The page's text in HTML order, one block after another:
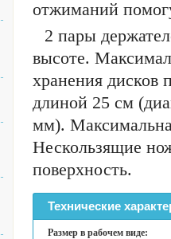
отжиманий
2 пары
высоте.
хранения дисков
длиной 25 см
мм).
Нескользящие
поверхность.
Технические
Размер в рабочем виде: